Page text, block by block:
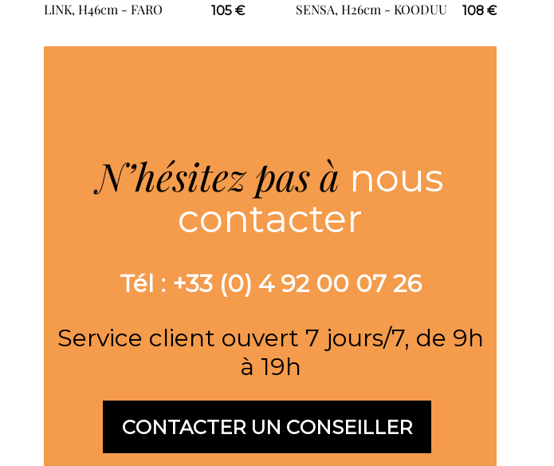
LINK, H46cm - FARO 105 € SENSA, H26cm - KOODUU 108 €
N’hésitez pas à nous
contacter
Tél : +33 (0) 4 92 00 07 26
Service client ouvert 7 jours/7, de 9h
à 19h
CONTACTER UN CONSEILLER